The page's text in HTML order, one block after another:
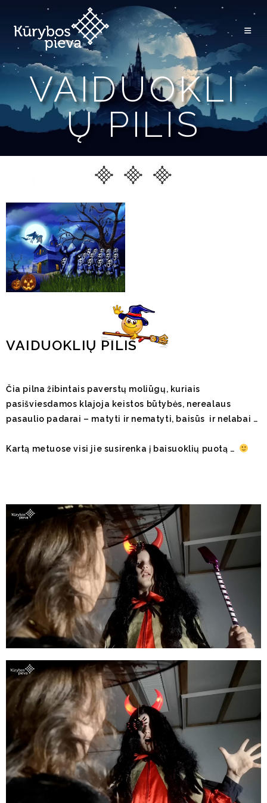
VAIDUOKLI
Ų PILIS
VAIDUOKLIŲ PILIS
Čia pilna žibintais paverstų moliūgų, kuriais
pasišviesdamos klajoja keistos būtybės, nerealaus
pasaulio padarai – matyti ir nematyti, baisūs ir nelabai …
Kartą metuose visi jie susirenka į baisuoklių puotą …